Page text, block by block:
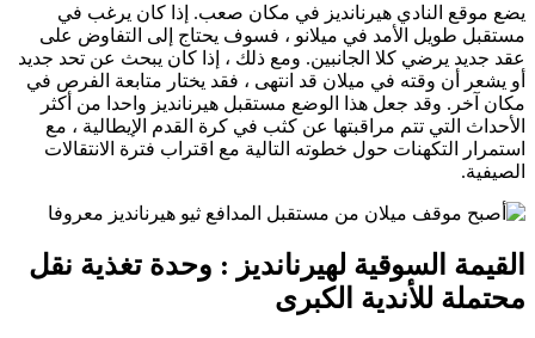
يضع موقع النادي هيرنانديز في مكان صعب. إذا كان يرغب في
مستقبل طويل الأمد في ميلانو ، فسوف يحتاج إلى التفاوض على
عقد جديد يرضي كلا الجانبين. ومع ذلك ، إذا كان يبحث عن تحد جديد
أو يشعر أن وقته في ميلان قد انتهى ، فقد يختار متابعة الفرص في
مكان آخر. وقد جعل هذا الوضع مستقبل هيرنانديز واحدا من أكثر
الأحداث التي تتم مراقبتها عن كثب في كرة القدم الإيطالية ، مع
استمرار التكهنات حول خطوته التالية مع اقتراب فترة الانتقالات
الصيفية.
القيمة السوقية لهيرنانديز : وحدة تغذية نقل
محتملة للأندية الكبرى